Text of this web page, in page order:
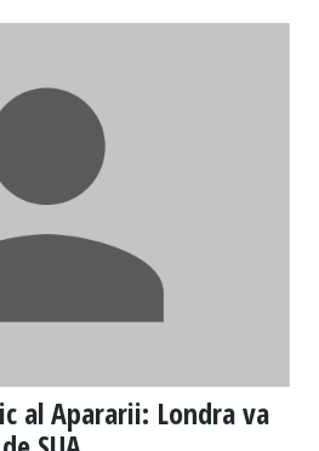
al Apararii: Londra va